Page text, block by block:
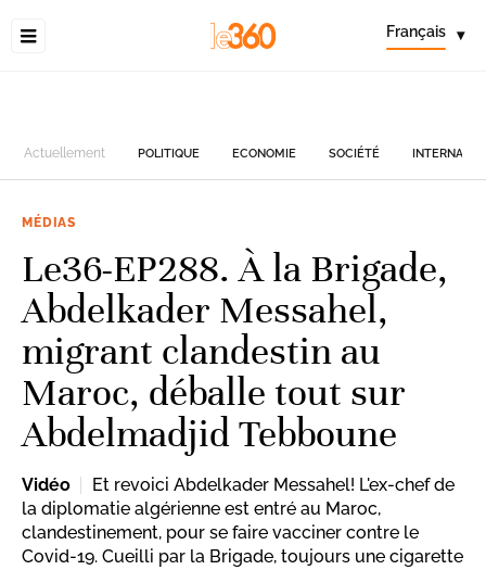
Français ▾
Actuellement POLITIQUE ECONOMIE SOCIÉTÉ
MÉDIAS
Le36-EP288. À la Brigade,
Abdelkader Messahel,
migrant clandestin au
Maroc, déballe tout sur
Abdelmadjid Tebboune
Vidéo
Et revoici Abdelkader Messahel! L'ex-chef de
la diplomatie algérienne est entré au Maroc,
clandestinement, pour se faire vacciner contre le
Covid-19. Cueilli par la Brigade, toujours une cigarette